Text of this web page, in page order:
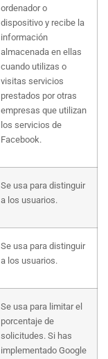
ordenador o
dispositivo y recibe la
información
almacenada en ellas
cuando utilizas o
visitas servicios
prestados por otras
empresas que utilizan
los servicios de
Facebook.
Se usa para distinguir
a los usuarios.
Se usa para distinguir
a los usuarios.
Se usa para limitar el
porcentaje de
solicitudes. Si has
implementado Google